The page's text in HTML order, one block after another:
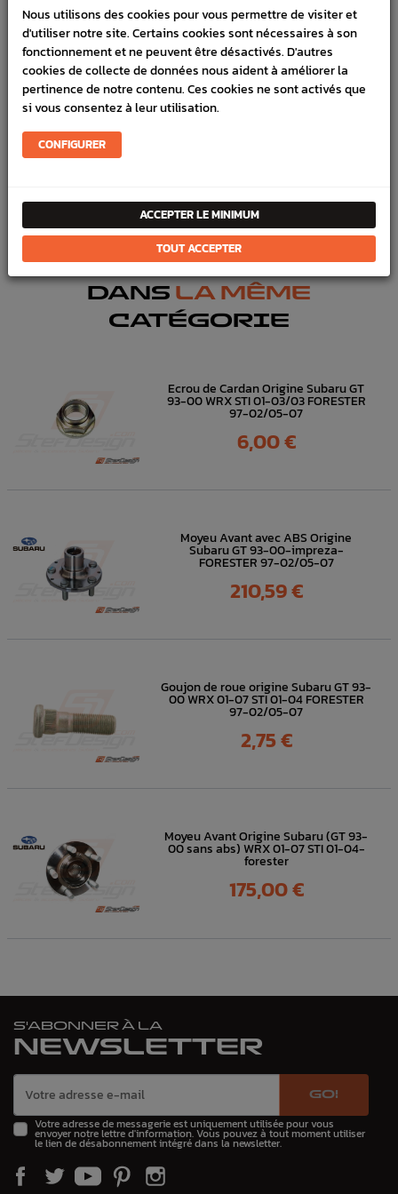
VÉHICULES COMPATIBLE
SCHÉMA CONSTRUCTEUR
Marque :SUBARU
En stock :4
Cardans, Soufflets, Graisses
DANS LA MÊME
CATÉGORIE
Ecrou de Cardan Origine Subaru GT
93-00 WRX STI 01-03/03 FORESTER
97-02/05-07
Prix
6,00 €
Moyeu Avant avec ABS Origine
Subaru GT 93-00-impreza-
FORESTER 97-02/05-07
Prix
210,59 €
Goujon de roue origine Subaru GT 93-
00 WRX 01-07 STI 01-04 FORESTER
97-02/05-07
Prix
2,75 €
Moyeu Avant Origine Subaru (GT 93-
00 sans abs) WRX 01-07 STI 01-04-
forester
Prix
175,00 €
S'ABONNER À LA
NEWSLETTER
GO!
Votre adresse de messagerie est uniquement utilisée pour vous
envoyer notre lettre d'information. Vous pouvez à tout moment utiliser
le lien de désabonnement intégré dans la newsletter.
Nous utilisons des cookies pour vous permettre de visiter et
d'utiliser notre site. Certains cookies sont nécessaires à son
fonctionnement et ne peuvent être désactivés. D'autres
cookies de collecte de données nous aident à améliorer la
pertinence de notre contenu. Ces cookies ne sont activés que
si vous consentez à leur utilisation.
CONFIGURER
ACCEPTER LE MINIMUM
TOUT ACCEPTER